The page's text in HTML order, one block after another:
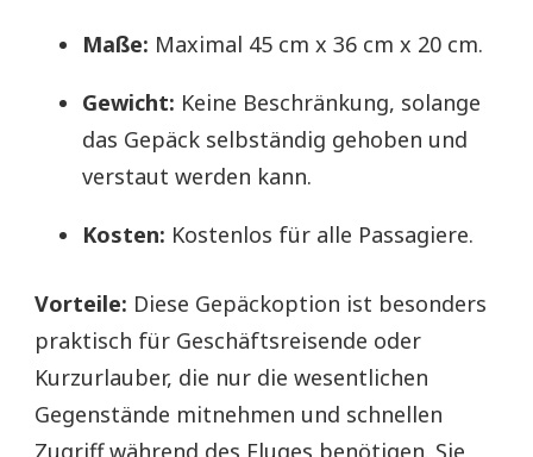
Maße: Maximal 45 cm x 36 cm x 20 cm.
Gewicht: Keine Beschränkung, solange
das Gepäck selbständig gehoben und
verstaut werden kann.
Kosten: Kostenlos für alle Passagiere.
Vorteile: Diese Gepäckoption ist besonders
praktisch für Geschäftsreisende oder
Kurzurlauber, die nur die wesentlichen
Gegenstände mitnehmen und schnellen